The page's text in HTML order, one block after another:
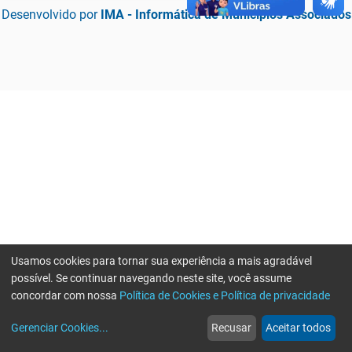
Desenvolvido por IMA - Informática de Municípios Associados
web
Notícias
more_horiz
Mais
Usamos cookies para tornar sua experiência a mais agradável
possível. Se continuar navegando neste site, você assume
concordar com nossa Política de Cookies e Política de privacidade
Gerenciar Cookies... Recusar Aceitar todos
Erro ao enviar informações, por favor tente novamente